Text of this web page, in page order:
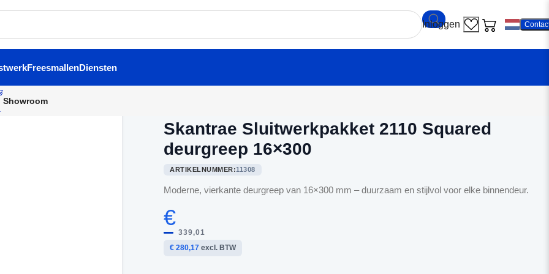
FreesmallenDiensten
Showroom
Skantrae Sluitwerkpakket 2110 Squared
deurgreep 16×300
ARTIKELNUMMER:11308
Moderne, vierkante deurgreep van 16×300 mm – duurzaam en stijlvol voor elke binnendeur.
€
339,01
€ 280,17 excl. BTW